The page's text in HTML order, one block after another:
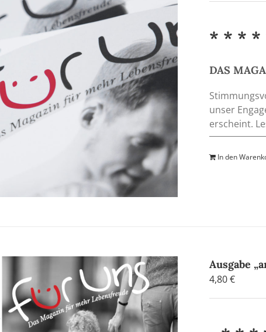
* * * *
DAS
unser
erscheint.
In den
Ausgabe
4,80€